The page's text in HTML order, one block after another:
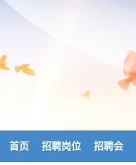
首页 招聘岗位 招聘会